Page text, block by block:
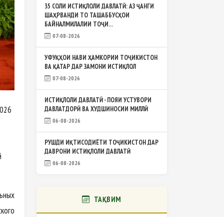
35 СОЛИ ИСТИҚЛОЛИ ДАВЛАТӢ: АЗ ҶАНГИ
ШАҲРВАНДИ ТО ТАШАББУСҲОИ
БАЙНАЛМИЛАЛИИ ТОҶИ...
07-08-2026
УФУҚҲОИ НАВИ ҲАМКОРИИ ТОҶИКИСТОН
ВА ҚАТАР ДАР ЗАМОНИ ИСТИҚЛОЛ
07-08-2026
ИСТИҚЛОЛИ ДАВЛАТӢ - ПОЯИ УСТУВОРИ
ДАВЛАТДОРӢ ВА ХУДШИНОСИИ МИЛЛӢ
06-08-2026
РУШДИ ИҚТИСОДИЁТИ ТОҶИКИСТОН ДАР
ДАВРОНИ ИСТИҚЛОЛИ ДАВЛАТӢ
06-08-2026
ТАҚВИМ